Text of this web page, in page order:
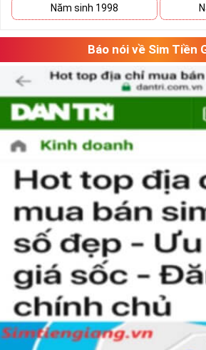
Năm sinh 1998
Báo nói về Sim Tiền